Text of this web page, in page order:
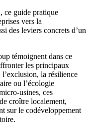
ce guide pratique
vers la
des leviers concrets d’un
témoignent dans ce
les principaux
la résilience
ou l’écologie
usines, ces
croître localement,
sur le codéveloppement